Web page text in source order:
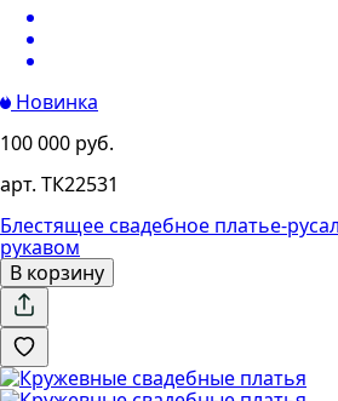
Новинка
100 000 руб.
арт. ТК22531
Блестящее свадебное платье-
рукавом
В корзину